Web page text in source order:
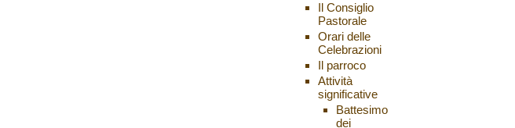
Il Consiglio
Pastorale
Orari delle
Celebrazioni
Il parroco
Attività
significative
Battesimo
dei